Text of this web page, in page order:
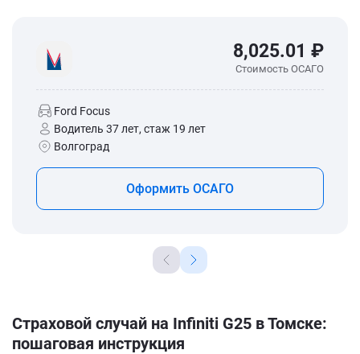
8,025.01 ₽
Стоимость ОСАГО
Ford Focus
Водитель 37 лет, стаж 19 лет
Волгоград
Оформить ОСАГО
Страховой случай на Infiniti G25 в Томске:
пошаговая инструкция